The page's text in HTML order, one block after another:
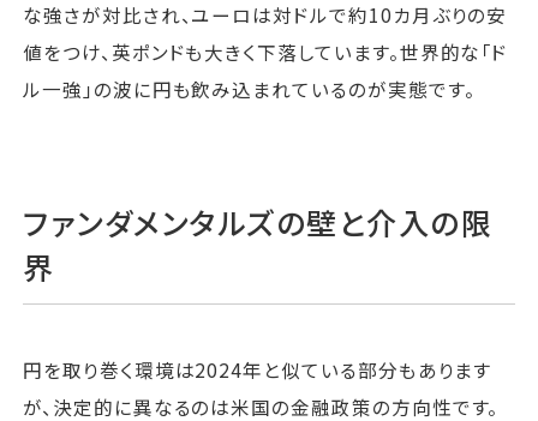
な強さが対比され、ユーロは対ドルで約10カ月ぶりの安
値をつけ、英ポンドも大きく下落しています。世界的な「ド
ル一強」の波に円も飲み込まれているのが実態です。
ファンダメンタルズの壁と介入の限
界
円を取り巻く環境は2024年と似ている部分もあります
が、決定的に異なるのは米国の金融政策の方向性です。